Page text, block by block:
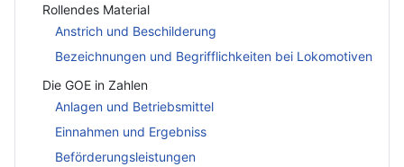
Rollendes Material
Anstrich und Beschilderung
Bezeichnungen und Begrifflichkeiten bei Lokomotiven
Die GOE in Zahlen
Anlagen und Betriebsmittel
Einnahmen und Ergebniss
Beförderungsleistungen